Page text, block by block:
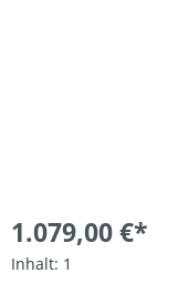
1.079,00 €*
Inhalt: 1